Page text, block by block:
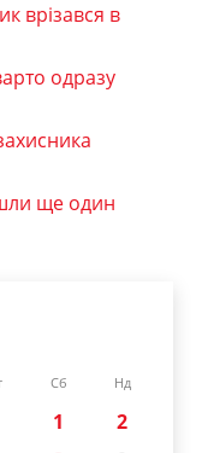
врізався в
одразу
ще один
Сб Нд
1
2